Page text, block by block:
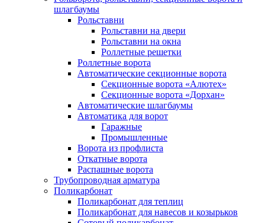
шлагбаумы
Рольставни
Рольставни на двери
Рольставни на окна
Роллетные решетки
Роллетные ворота
Автоматические секционные ворота
Секционные ворота «Алютех»
Секционные ворота «Дорхан»
Автоматические шлагбаумы
Автоматика для ворот
Гаражные
Промышленные
Ворота из профлиста
Откатные ворота
Распашные ворота
Трубопроводная арматура
Поликарбонат
Поликарбонат для теплиц
Поликарбонат для навесов и козырьков